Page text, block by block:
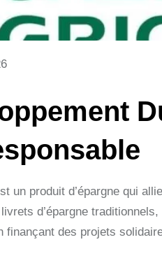
un produit d’épargne qui
d’épargne
finançant des projets